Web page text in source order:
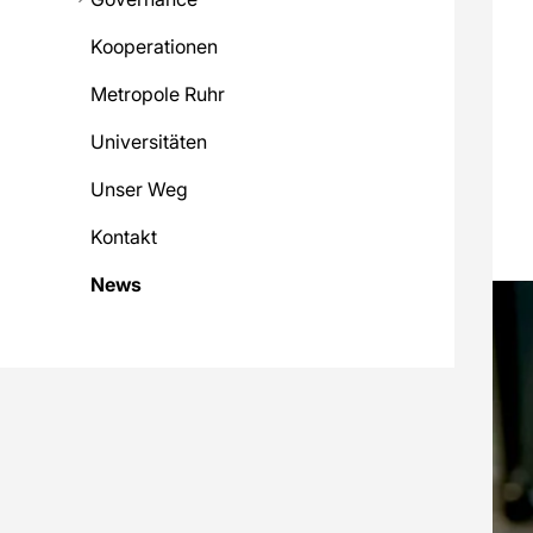
Kooperationen
Metropole Ruhr
Universitäten
Unser Weg
Kontakt
News